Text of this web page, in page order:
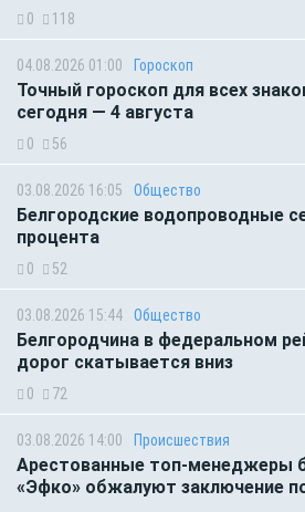
0 118
04.08.2026 01:00 Гороскоп
Точный гороскоп для всех
сегодня — 4 августа
0 56
03.08.2026 16:05 Общество
Белгородские водопроводные
процента
0 52
03.08.2026 15:44 Общество
Белгородчина в федеральном
дорог скатывается вниз
0 72
03.08.2026 14:00 Происшествия
Арестованные топ-менеджеры
«Эфко» обжалуют заключение